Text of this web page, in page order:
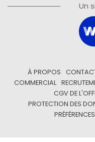
Un
À PROPOS
COMMERCIAL
CGV DE
PROTECTION DES